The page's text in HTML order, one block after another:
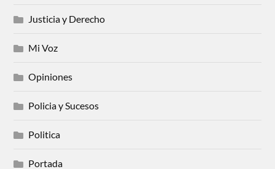
Justicia y Derecho
Mi Voz
Opiniones
Policia y Sucesos
Politica
Portada